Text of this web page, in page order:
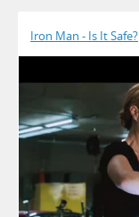
Iron Man - Is It Safe?